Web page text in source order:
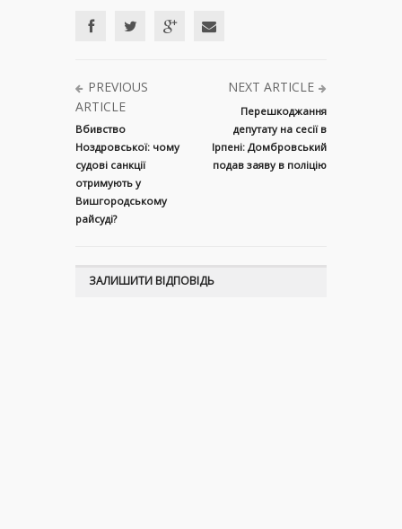
PREVIOUS
ARTICLE
Вбивство
Ноздровської: чому
судові санкції
отримують у
Вишгородському
райсуді?
NEXT ARTICLE
Перешкоджання
депутату на сесії в
Ірпені: Домбровський
подав заяву в поліцію
ЗАЛИШИТИ ВІДПОВІДЬ